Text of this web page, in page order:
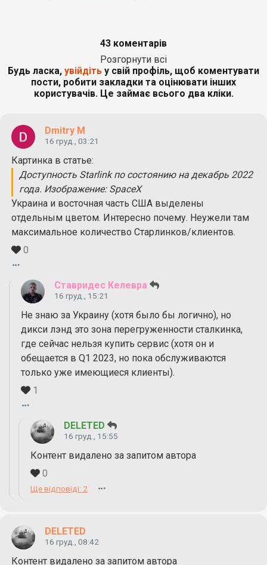
43 коментарів
Розгорнути всі
Будь ласка, увійдіть у свій профіль, щоб коментувати
пости, робити закладки та оцінювати інших
користувачів. Це займає всього два кліки.
Dmitry M
16 груд., 03:21
Картинка в статье:
Доступность Starlink по состоянию на декабрь 2022
года. Изображение: SpaceX
Украина и восточная часть США выделены
отдельным цветом. Интересно почему. Неужели там
максимальное количество Старлинков/клиентов.
0
Ставридес Келевра
16 груд., 15:21
Не знаю за Украину (хотя было бы логично), но
дикси лэнд это зона перегруженности сталкинка,
где сейчас нельзя купить сервис (хотя он и
обещается в Q1 2023, но пока обслуживаются
только уже имеющиеся клиенты).
1
DELETED
16 груд., 15:55
Контент видалено за запитом автора
0
Ще відповіді: 2
DELETED
16 груд., 08:42
Контент видалено за запитом автора